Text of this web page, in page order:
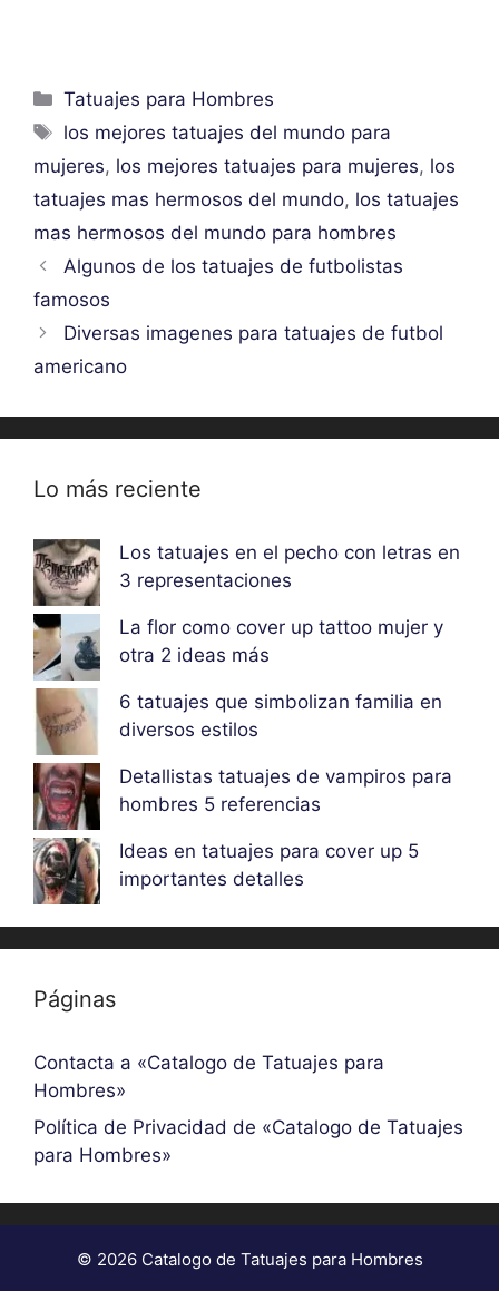
Categorías
Tatuajes para Hombres
Etiquetas
los mejores tatuajes del mundo para
mujeres, los mejores tatuajes para mujeres, los
tatuajes mas hermosos del mundo, los tatuajes
mas hermosos del mundo para hombres
Algunos de los tatuajes de futbolistas
famosos
Diversas imagenes para tatuajes de futbol
americano
Lo más reciente
Los tatuajes en el pecho con letras en
3 representaciones
La flor como cover up tattoo mujer y
otra 2 ideas más
6 tatuajes que simbolizan familia en
diversos estilos
Detallistas tatuajes de vampiros para
hombres 5 referencias
Ideas en tatuajes para cover up 5
importantes detalles
Páginas
Contacta a «Catalogo de Tatuajes para
Hombres»
Política de Privacidad de «Catalogo de Tatuajes
para Hombres»
© 2026 Catalogo de Tatuajes para Hombres